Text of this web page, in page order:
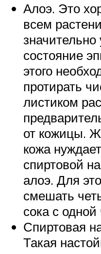
Алоэ. Это
всем
состояние
этого
протирать
листиком
от кожицы.
кожа
спиртовой
алоэ. Для
смешать
сока с
Спиртовая
Такая